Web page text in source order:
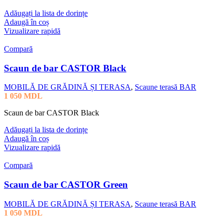
Adăugați la lista de dorințe
Adaugă în coș
Vizualizare rapidă
Compară
Scaun de bar CASTOR Black
MOBILĂ DE GRĂDINĂ ȘI TERASA, Scaune terasă BAR
1 050 MDL
Scaun de bar CASTOR Black
Adăugați la lista de dorințe
Adaugă în coș
Vizualizare rapidă
Compară
Scaun de bar CASTOR Green
MOBILĂ DE GRĂDINĂ ȘI TERASA, Scaune terasă BAR
1 050 MDL